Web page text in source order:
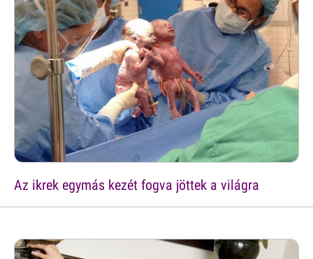
Az ikrek egymás kezét fogva jöttek a világra